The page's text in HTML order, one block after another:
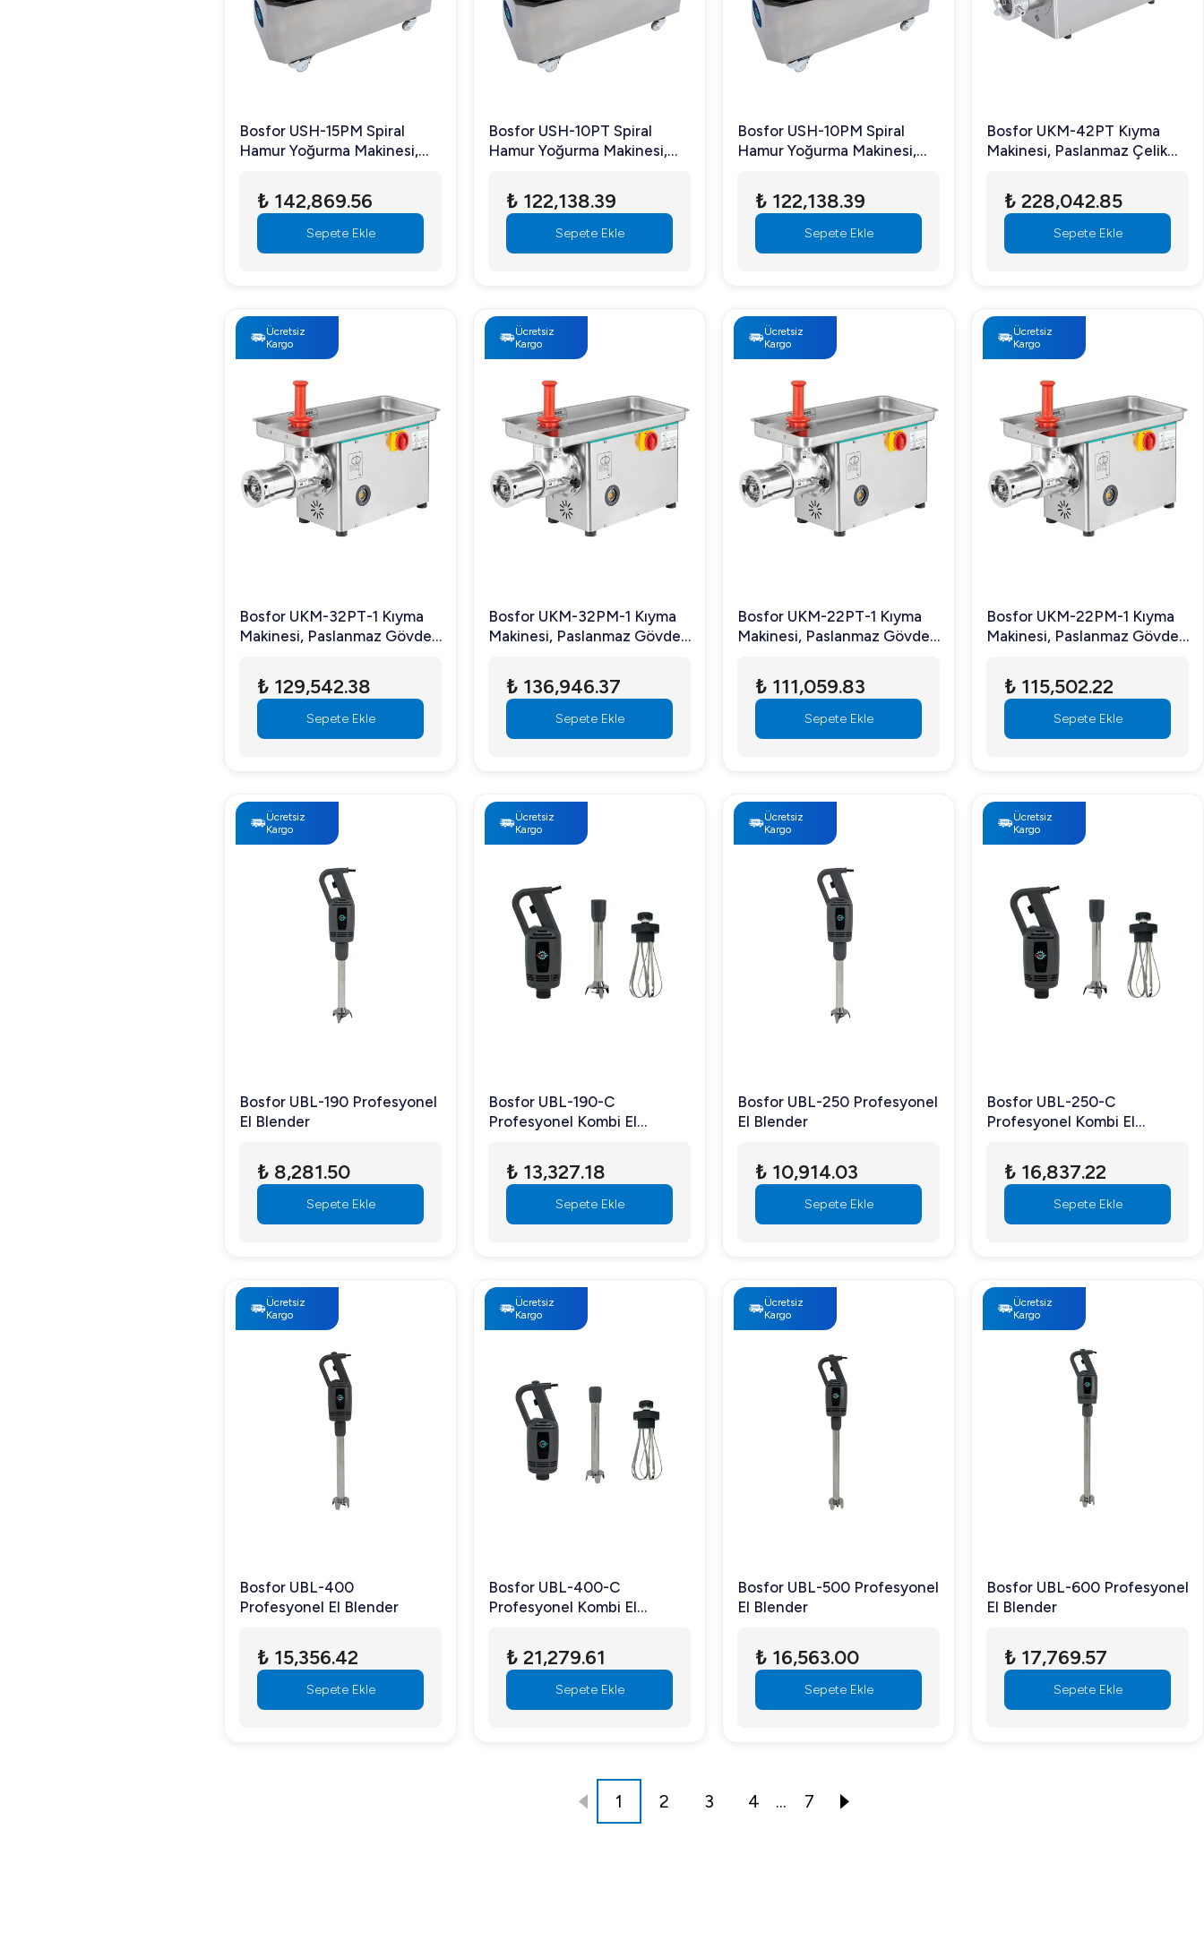
Bosfor USH-15PM Spiral
Hamur Yoğurma Makinesi,
Gövdeli, 18 kg Hamur
Kapasiteli, Monofaze
₺ 142,869.56
Sepete Ekle
Bosfor USH-10PT Spiral
Hamur Yoğurma Makinesi,
Gövdeli, 10 kg Hamur
Kapasiteli, Trifaze
₺ 122,138.39
Sepete Ekle
Bosfor USH-10PM Spiral
Hamur Yoğurma Makinesi,
Gövdeli, 10 kg Hamur
Kapasiteli, Monofaze
₺ 122,138.39
Sepete Ekle
Bosfor UKM-42PT Kıyma
Makinesi, Paslanmaz Çelik
Trifaze
₺ 228,042.85
Sepete Ekle
Ücretsiz
Kargo
Bosfor UKM-32PT-1 Kıyma
Makinesi, Paslanmaz Gövde
No:32, Trifaze
₺ 129,542.38
Sepete Ekle
Ücretsiz
Kargo
Bosfor UKM-32PM-1 Kıyma
Makinesi, Paslanmaz Gövde
No:32, Monofaze
₺ 136,946.37
Sepete Ekle
Ücretsiz
Kargo
Bosfor UKM-22PT-1 Kıyma
Makinesi, Paslanmaz Gövde
No:22, Trifaze
₺ 111,059.83
Sepete Ekle
Ücretsiz
Kargo
Bosfor UKM-22PM-1 Kıyma
Makinesi, Paslanmaz Gövde
No:22, Monofaze
₺ 115,502.22
Sepete Ekle
Ücretsiz
Kargo
Bosfor UBL-190 Profesyonel
El Blender
₺ 8,281.50
Sepete Ekle
Ücretsiz
Kargo
Bosfor UBL-190-C
Profesyonel Kombi El
₺ 13,327.18
Sepete Ekle
Ücretsiz
Kargo
Bosfor UBL-250 Profesyonel
El Blender
₺ 10,914.03
Sepete Ekle
Ücretsiz
Kargo
Bosfor UBL-250-C
Profesyonel Kombi El
₺ 16,837.22
Sepete Ekle
Ücretsiz
Kargo
Bosfor UBL-400
Profesyonel El Blender
₺ 15,356.42
Sepete Ekle
Ücretsiz
Kargo
Bosfor UBL-400-C
Profesyonel Kombi El
₺ 21,279.61
Sepete Ekle
Ücretsiz
Kargo
Bosfor UBL-500 Profesyonel
El Blender
₺ 16,563.00
Sepete Ekle
Ücretsiz
Kargo
Bosfor UBL-600 Profesyonel
El Blender
₺ 17,769.57
Sepete Ekle
1 2 3 4 ... 7